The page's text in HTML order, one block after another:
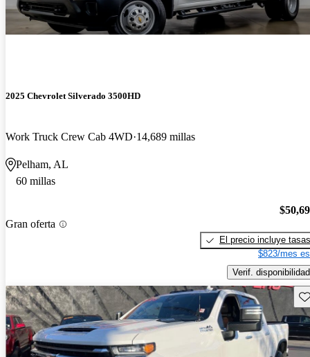
2025 Chevrolet Silverado 3500HD
Work Truck Crew Cab 4WD 14,689 millas
Pelham, AL
60 millas
Gran oferta
El precio incluye tasas
$823/mes
Verif. disponibilidad